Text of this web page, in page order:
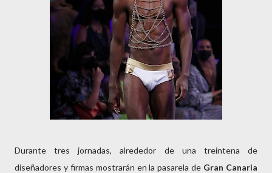
Durante tres jornadas, alrededor de una treintena de
diseñadores y firmas mostrarán en la pasarela de Gran Canaria